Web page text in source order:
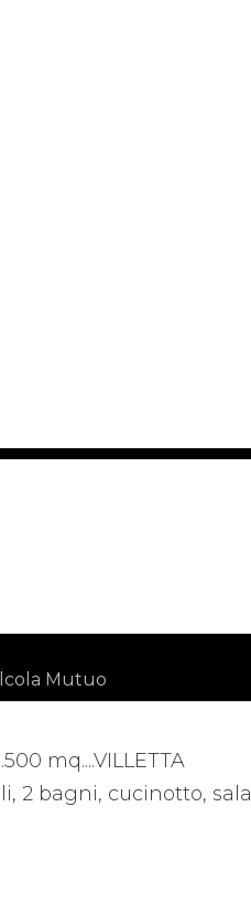
Mutuo
mq....VILLETTA
2 bagni, cucinotto, sala